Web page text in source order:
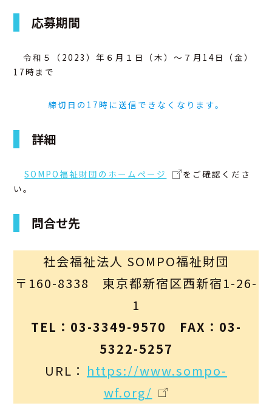
応募期間
令和５（2023）年６月１日（木）～７月14日（金）
17時まで
締切日の17時に送信できなくなります。
詳細
SOMPO福祉財団のホームページ
をご確認くださ
い。
問合せ先
社会福祉法人 SOMPO福祉財団
〒160-8338 東京都新宿区西新宿1-26-
1
TEL：03-3349-9570 FAX：03-
5322-5257
URL： https://www.sompo-
wf.org/